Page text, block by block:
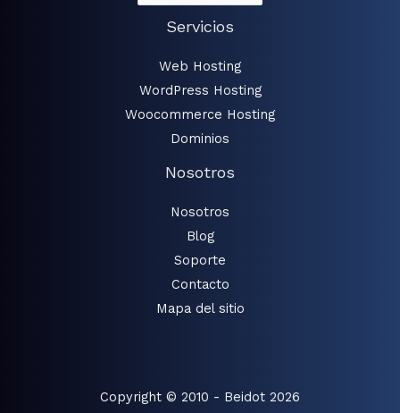
Servicios
Web Hosting
WordPress Hosting
Woocommerce Hosting
Dominios
Nosotros
Nosotros
Blog
Soporte
Contacto
Mapa del sitio
Copyright © 2010 - Beidot 2026